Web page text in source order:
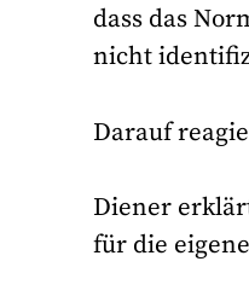
dass das
nicht
Darauf
Diener
für die